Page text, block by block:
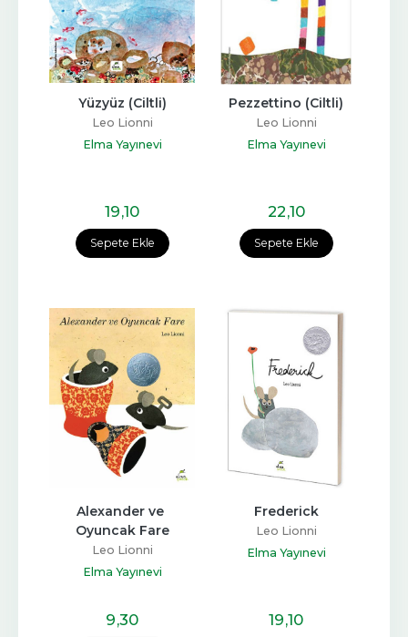
Sepete Ekle
Yüzyüz (Ciltli)
Leo Lionni
Elma Yayınevi
19,10
Sepete Ekle
Pezzettino (Ciltli)
Leo Lionni
Elma Yayınevi
22,10
Alexander ve
Oyuncak Fare
Leo Lionni
Elma Yayınevi
9,30
Frederick
Leo Lionni
Elma Yayınevi
19,10